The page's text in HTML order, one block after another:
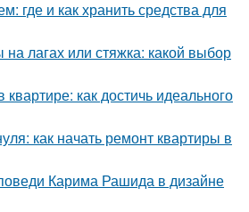
где и как хранить средства для
лагах или стяжка: какой выбор
как достичь идеального
как начать ремонт квартиры в
Карима Рашида в дизайне